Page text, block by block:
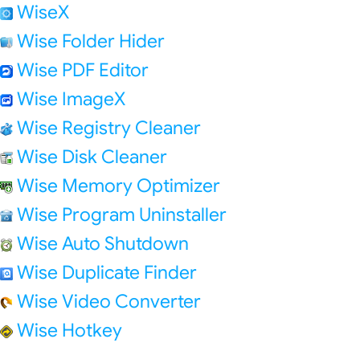
WiseX
Wise Folder Hider
Wise PDF Editor
Wise ImageX
Wise Registry Cleaner
Wise Disk Cleaner
Wise Memory Optimizer
Wise Program Uninstaller
Wise Auto Shutdown
Wise Duplicate Finder
Wise Video Converter
Wise Hotkey